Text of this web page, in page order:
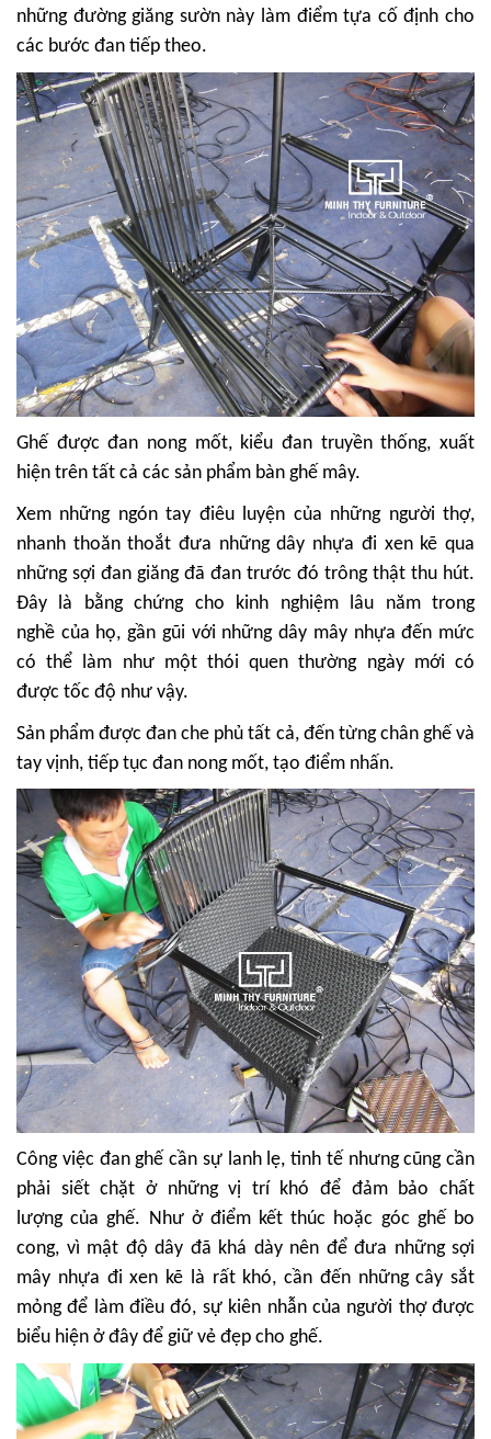
những đường giăng sườn này làm điểm tựa cố định cho
các bước đan tiếp theo.
Ghế được đan nong mốt, kiểu đan truyền thống, xuất
hiện trên tất cả các sản phẩm bàn ghế mây.
Xem những ngón tay điêu luyện của những người thợ,
nhanh thoăn thoắt đưa những dây nhựa đi xen kẽ qua
những sợi đan giăng đã đan trước đó trông thật thu hút.
Đây là bằng chứng cho kinh nghiệm lâu năm trong
nghề của họ, gần gũi với những dây mây nhựa đến mức
có thể làm như một thói quen thường ngày mới có
được tốc độ như vậy.
Sản phẩm được đan che phủ tất cả, đến từng chân ghế và
tay vịnh, tiếp tục đan nong mốt, tạo điểm nhấn.
Công việc đan ghế cần sự lanh lẹ, tinh tế nhưng cũng cần
phải siết chặt ở những vị trí khó để đảm bảo chất
lượng của ghế. Như ở điểm kết thúc hoặc góc ghế bo
cong, vì mật độ dây đã khá dày nên để đưa những sợi
mây nhựa đi xen kẽ là rất khó, cần đến những cây sắt
mỏng để làm điều đó, sự kiên nhẫn của người thợ được
biểu hiện ở đây để giữ vẻ đẹp cho ghế.